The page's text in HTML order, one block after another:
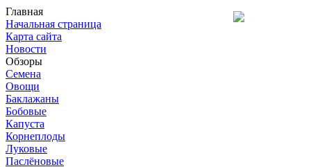
Главная
Начальная страница
Карта сайта
Новости
Обзоры
Семена
Овощи
Баклажаны
Бобовые
Капуста
Корнеплоды
Луковые
Паслёновые